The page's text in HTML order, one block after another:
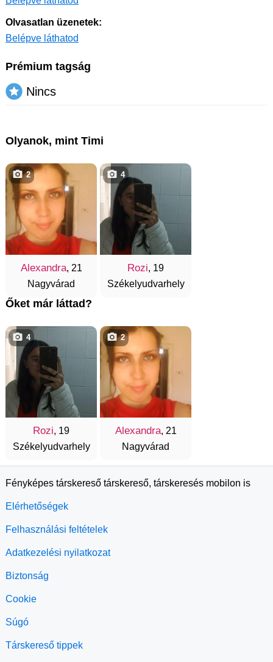
Olvasatlan üzenetek:
Belépve láthatod
Prémium tagság
Nincs
Olyanok, mint Timi
Alexandra, 21
Nagyvárad
2
Rozi, 19
Székelyudvarhely
4
Őket már láttad?
Rozi, 19
Székelyudvarhely
4
Alexandra, 21
Nagyvárad
2
Fényképes társkereső társkereső, társkeresés mobilon is
Elérhetőségek
Felhasználási feltételek
Adatkezelési nyilatkozat
Biztonság
Cookie
Súgó
Társkereső tippek